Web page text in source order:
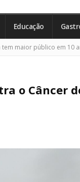
Educação
tem maior público em 10
o Câncer